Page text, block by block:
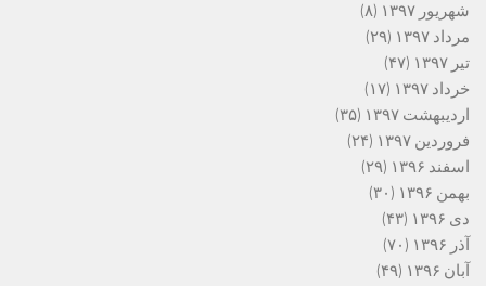
شهریور ۱۳۹۷
(۸)
مرداد ۱۳۹۷
(۲۹)
تیر ۱۳۹۷
(۴۷)
خرداد ۱۳۹۷
(۱۷)
اردیبهشت ۱۳۹۷
(۳۵)
فروردین ۱۳۹۷
(۲۴)
اسفند ۱۳۹۶
(۲۹)
بهمن ۱۳۹۶
(۳۰)
دی ۱۳۹۶
(۴۳)
آذر ۱۳۹۶
(۷۰)
آبان ۱۳۹۶
(۴۹)